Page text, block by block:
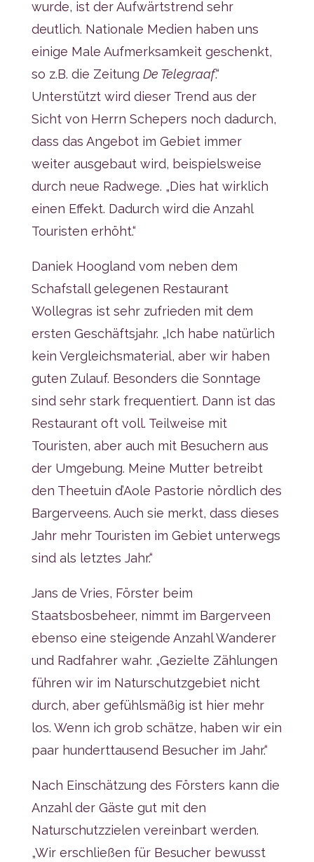
wurde, ist der Aufwärtstrend sehr
deutlich. Nationale Medien haben uns
einige Male Aufmerksamkeit geschenkt,
so z.B. die Zeitung De Telegraaf.“
Unterstützt wird dieser Trend aus der
Sicht von Herrn Schepers noch dadurch,
dass das Angebot im Gebiet immer
weiter ausgebaut wird, beispielsweise
durch neue Radwege. „Dies hat wirklich
einen Effekt. Dadurch wird die Anzahl
Touristen erhöht.“
Daniek Hoogland vom neben dem
Schafstall gelegenen Restaurant
Wollegras ist sehr zufrieden mit dem
ersten Geschäftsjahr. „Ich habe natürlich
kein Vergleichsmaterial, aber wir haben
guten Zulauf. Besonders die Sonntage
sind sehr stark frequentiert. Dann ist das
Restaurant oft voll. Teilweise mit
Touristen, aber auch mit Besuchern aus
der Umgebung. Meine Mutter betreibt
den Theetuin d’Aole Pastorie nördlich des
Bargerveens. Auch sie merkt, dass dieses
Jahr mehr Touristen im Gebiet unterwegs
sind als letztes Jahr.“
Jans de Vries, Förster beim
Staatsbosbeheer, nimmt im Bargerveen
ebenso eine steigende Anzahl Wanderer
und Radfahrer wahr. „Gezielte Zählungen
führen wir im Naturschutzgebiet nicht
durch, aber gefühlsmäßig ist hier mehr
los. Wenn ich grob schätze, haben wir ein
paar hunderttausend Besucher im Jahr.“
Nach Einschätzung des Försters kann die
Anzahl der Gäste gut mit den
Naturschutzzielen vereinbart werden.
„Wir erschließen für Besucher bewusst